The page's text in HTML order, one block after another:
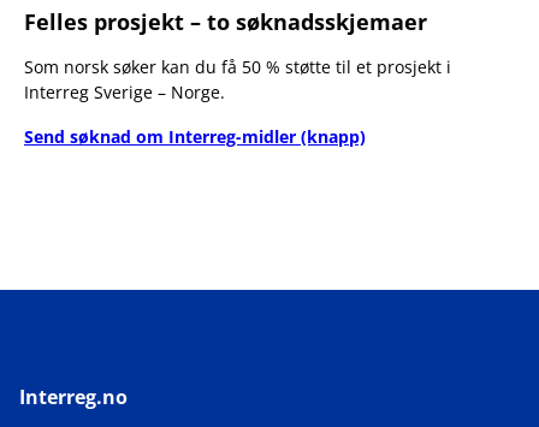
Felles prosjekt – to søknadsskjemaer
Som norsk søker kan du få 50 % støtte til et prosjekt i
Interreg Sverige – Norge.
Send søknad om Interreg-midler (knapp)
Interreg.no